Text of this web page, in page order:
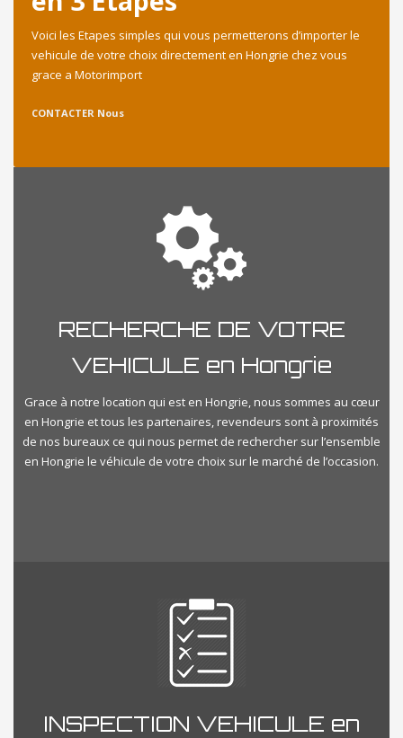
Voici les Etapes simples qui vous permetterons d’importer le
vehicule de votre choix directement en Hongrie chez vous
grace a Motorimport
CONTACTER Nous
RECHERCHE DE VOTRE
VEHICULE en Hongrie
Grace à notre location qui est en Hongrie, nous sommes au cœur
en Hongrie et tous les partenaires, revendeurs sont à proximités
de nos bureaux ce qui nous permet de rechercher sur l’ensemble
en Hongrie le véhicule de votre choix sur le marché de l’occasion.
INSPECTION VEHICULE en